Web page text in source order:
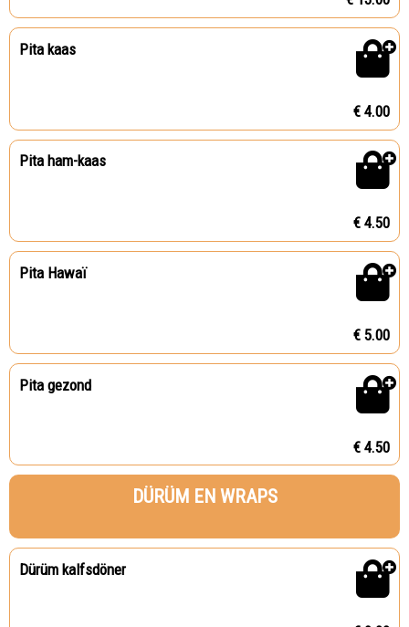
Pita kaas
€ 4.00
Pita ham-kaas
€ 4.50
Pita Hawaï
€ 5.00
Pita gezond
€ 4.50
DÜRÜM EN WRAPS
Dürüm kalfsdöner